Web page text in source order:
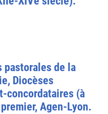
de la
Diocèses
concordataires (à
Agen-Lyon.